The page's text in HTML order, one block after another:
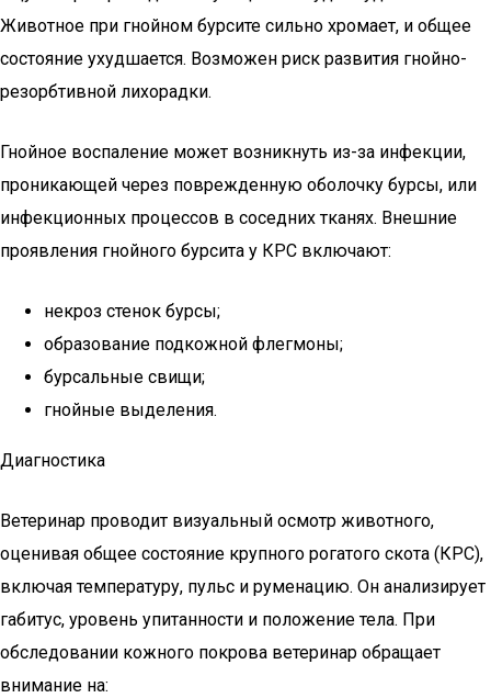
Животное при гнойном бурсите сильно хромает, и общее
состояние ухудшается. Возможен риск развития гнойно-
резорбтивной лихорадки.
Гнойное воспаление может возникнуть из-за инфекции,
проникающей через поврежденную оболочку бурсы, или
инфекционных процессов в соседних тканях. Внешние
проявления гнойного бурсита у КРС включают:
некроз стенок бурсы;
образование подкожной флегмоны;
бурсальные свищи;
гнойные выделения.
Диагностика
Ветеринар проводит визуальный осмотр животного,
оценивая общее состояние крупного рогатого скота (КРС),
включая температуру, пульс и руменацию. Он анализирует
габитус, уровень упитанности и положение тела. При
обследовании кожного покрова ветеринар обращает
внимание на: